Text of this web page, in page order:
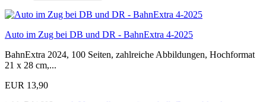
Auto im Zug bei DB und DR - BahnExtra 4-2025
BahnExtra 2024, 100 Seiten, zahlreiche Abbildungen, Hochformat
21 x 28 cm,...
EUR 13,90